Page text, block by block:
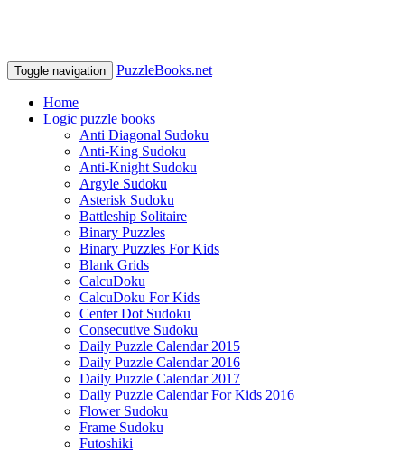
Toggle navigation PuzzleBooks.net
Home
Logic puzzle books
Anti Diagonal Sudoku
Anti-King Sudoku
Anti-Knight Sudoku
Argyle Sudoku
Asterisk Sudoku
Battleship Solitaire
Binary Puzzles
Binary Puzzles For Kids
Blank Grids
CalcuDoku
CalcuDoku For Kids
Center Dot Sudoku
Consecutive Sudoku
Daily Puzzle Calendar 2015
Daily Puzzle Calendar 2016
Daily Puzzle Calendar 2017
Daily Puzzle Calendar For Kids 2016
Flower Sudoku
Frame Sudoku
Futoshiki